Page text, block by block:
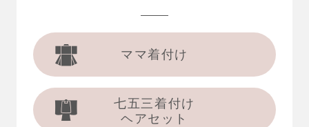
ママ着付け
七五三着付け
ヘアセット